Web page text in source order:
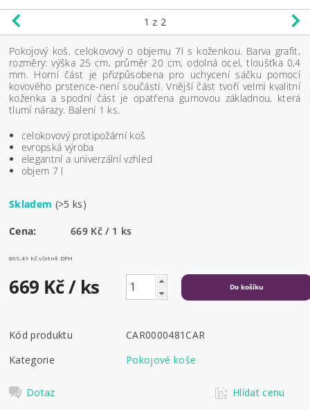
1 z 2
Pokojový koš, celokovový o objemu 7l s koženkou. Barva grafit,
rozměry: výška 25 cm, průměr 20 cm, odolná ocel, tloušťka 0,4
mm. Horní část je přizpůsobena pro uchycení sáčku pomocí
kovového prstence-není součástí. Vnější část tvoří velmi kvalitní
koženka a spodní část je opatřena gumovou základnou, která
tlumí nárazy. Balení 1 ks.
celokovový protipožární koš
evropská výroba
elegantní a univerzální vzhled
objem 7 l
Skladem (>5 ks)
Cena: 669 Kč / 1 ks
809,49 Kč včetně DPH
669 Kč/ ks
Kód produktu
CAR0000481CAR
Kategorie
Pokojové koše
Dotaz Hlídat cenu